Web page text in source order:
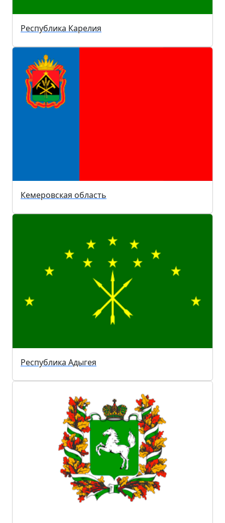
Республика Карелия
Кемеровская область
Республика Адыгея